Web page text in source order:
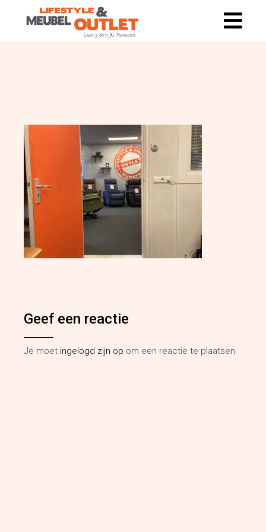
Geef een reactie
Je moet ingelogd zijn op om een reactie te plaatsen.